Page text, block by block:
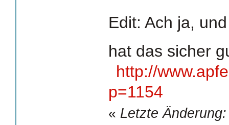
Edit: Ach ja,
hat das sicher
http://
p=1154
« Letzte